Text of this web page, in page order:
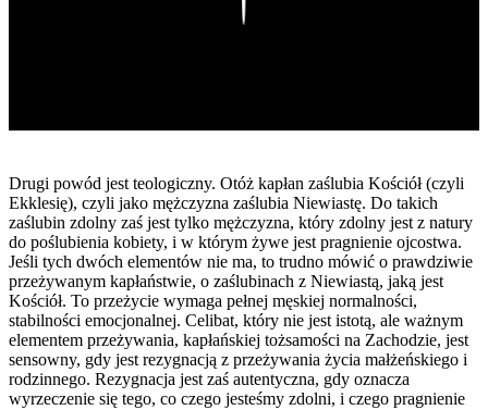
Drugi powód jest teologiczny. Otóż kapłan zaślubia Kościół (czyli
Ekklesię), czyli jako mężczyzna zaślubia Niewiastę. Do takich
zaślubin zdolny zaś jest tylko mężczyzna, który zdolny jest z natury
do poślubienia kobiety, i w którym żywe jest pragnienie ojcostwa.
Jeśli tych dwóch elementów nie ma, to trudno mówić o prawdziwie
przeżywanym kapłaństwie, o zaślubinach z Niewiastą, jaką jest
Kościół. To przeżycie wymaga pełnej męskiej normalności,
stabilności emocjonalnej. Celibat, który nie jest istotą, ale ważnym
elementem przeżywania, kapłańskiej tożsamości na Zachodzie, jest
sensowny, gdy jest rezygnacją z przeżywania życia małżeńskiego i
rodzinnego. Rezygnacja jest zaś autentyczna, gdy oznacza
wyrzeczenie się tego, co czego jesteśmy zdolni, i czego pragnienie